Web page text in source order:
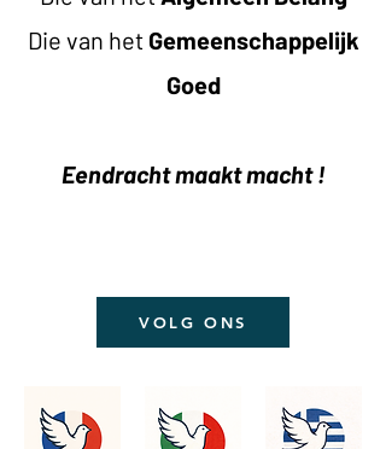
Die van het Gemeenschappelijk
Goed
Eendracht maakt macht !
VOLG ONS